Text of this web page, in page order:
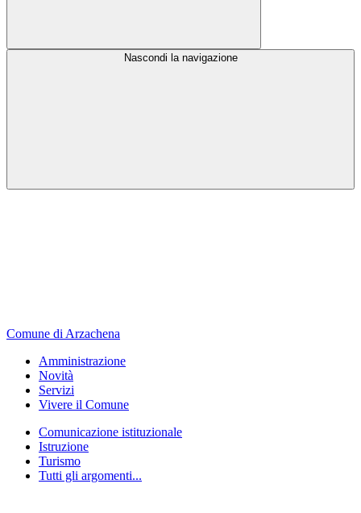
Nascondi la navigazione
Comune di Arzachena
Amministrazione
Novità
Servizi
Vivere il Comune
Comunicazione istituzionale
Istruzione
Turismo
Tutti gli argomenti...